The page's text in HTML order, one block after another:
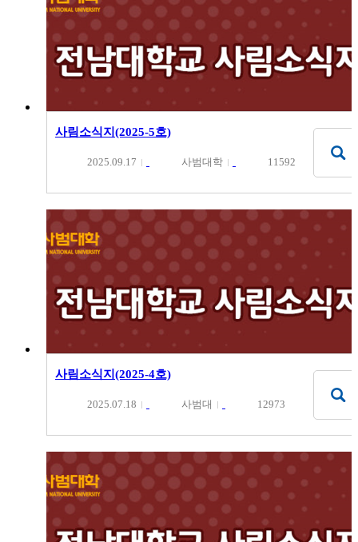
사림소식지(2025-5호)
2025.09.17 사범대학 11592
사림소식지(2025-4호)
2025.07.18 사범대 12973